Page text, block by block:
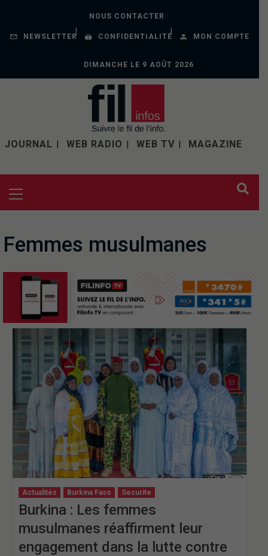
NOUS CONTACTER
NEWSLETTER CONFIDENTIALITÉ MON COMPTE
DIMANCHE LE 9 AOÛT 2026
JOURNAL WEB RADIO WEB TV MAGAZINE
Femmes musulmanes
Actualités Burkina Faso Securite
Burkina : Les femmes
musulmanes réaffirment leur
engagement dans la lutte contre